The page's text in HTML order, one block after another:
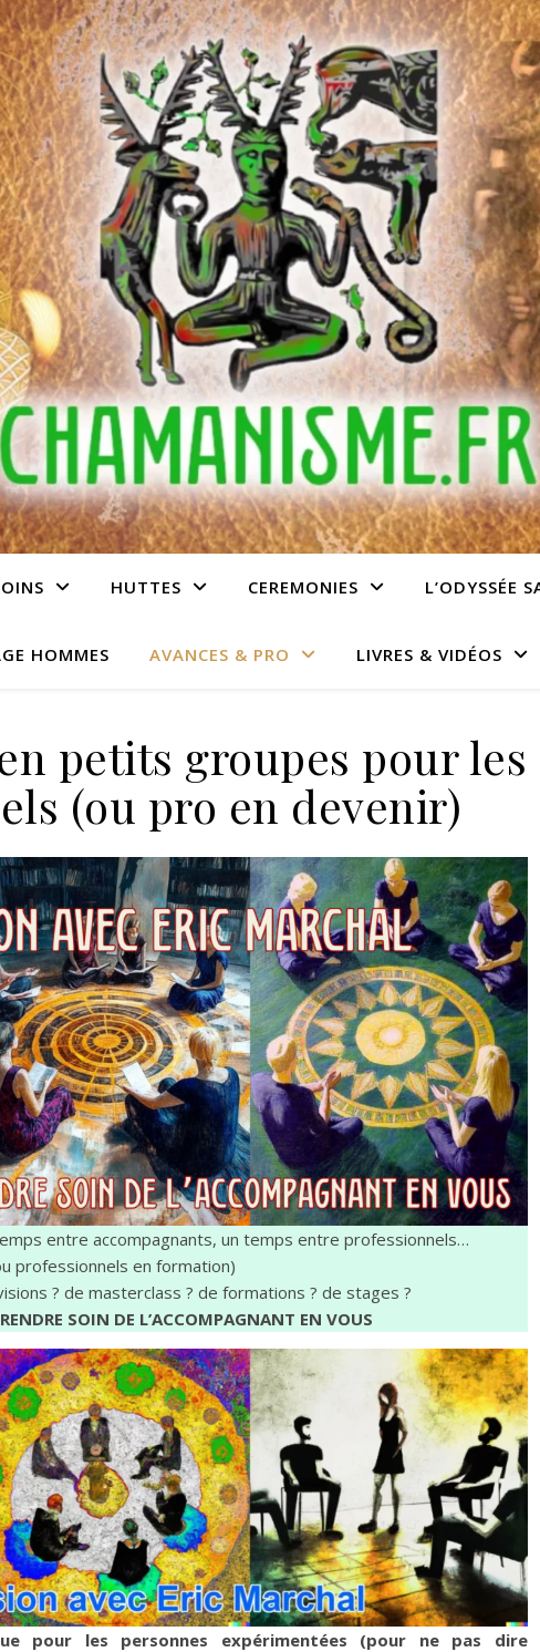
HUTTES CEREMONIES L’ODYSSÉE
HOMMES AVANCES & PRO LIVRES & VIDÉOS
petits groupes pour les
(ou pro en devenir)
entre accompagnants, un temps entre professionnels…
professionnels en formation)
? de masterclass ? de formations ? de stages ?
SOIN DE L’ACCOMPAGNANT EN VOUS
pour les personnes expérimentées (pour ne pas dire
pour les accompagnants 3 livres de Eric Sunfox Marchal